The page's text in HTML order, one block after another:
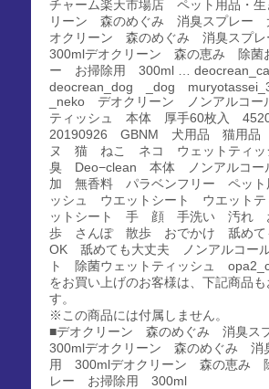
チャーム楽天市場店 ペット用品・生
リーン 森のめぐみ 消臭スプレー
オクリーン 森のめぐみ 消臭スプ
300mlデオクリーン 森の恵み 除菌
ー お掃除用 300ml …
deocrean_dog _dog
_neko デオクリーン ノンアルコー
ティッシュ 本体 厚手60枚入
20190926 GBNM 犬用品 猫用
ヌ 猫 ねこ ネコ ウェットティ
臭 Deo−clean 本体 ノンアルコ
加 無香料 パラベンフリー ペット
ッシュ ウエットシート ウエット
ットシート 手 顔 手洗い 汚れ
歩 さんぽ 散歩 おでかけ 舐めて
OK 舐めても大丈夫 ノンアルコー
ト 除菌ウェットティッシュ
をお買い上げのお客様は、下記商品
す。
※この商品には付属しません。
■デオクリーン 森のめぐみ 消臭
300mlデオクリーン 森のめぐみ 消
用 300mlデオクリーン 森の恵み
レー お掃除用 300ml